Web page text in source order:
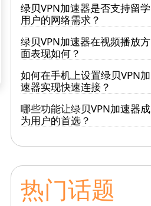
绿贝VPN加速器是否支持留学
用户的网络需求？
绿贝VPN加速器在视频播放方
面表现如何？
如何在手机上设置绿贝VPN加
速器实现快速连接？
哪些功能让绿贝VPN加速器成
为用户的首选？
热门话题